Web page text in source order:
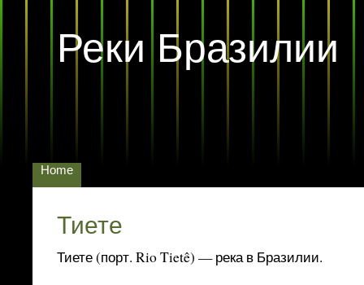
Реки Бразилии
Home
Тиете
Тиете (порт. Rio Tietê) — река в Бразилии.